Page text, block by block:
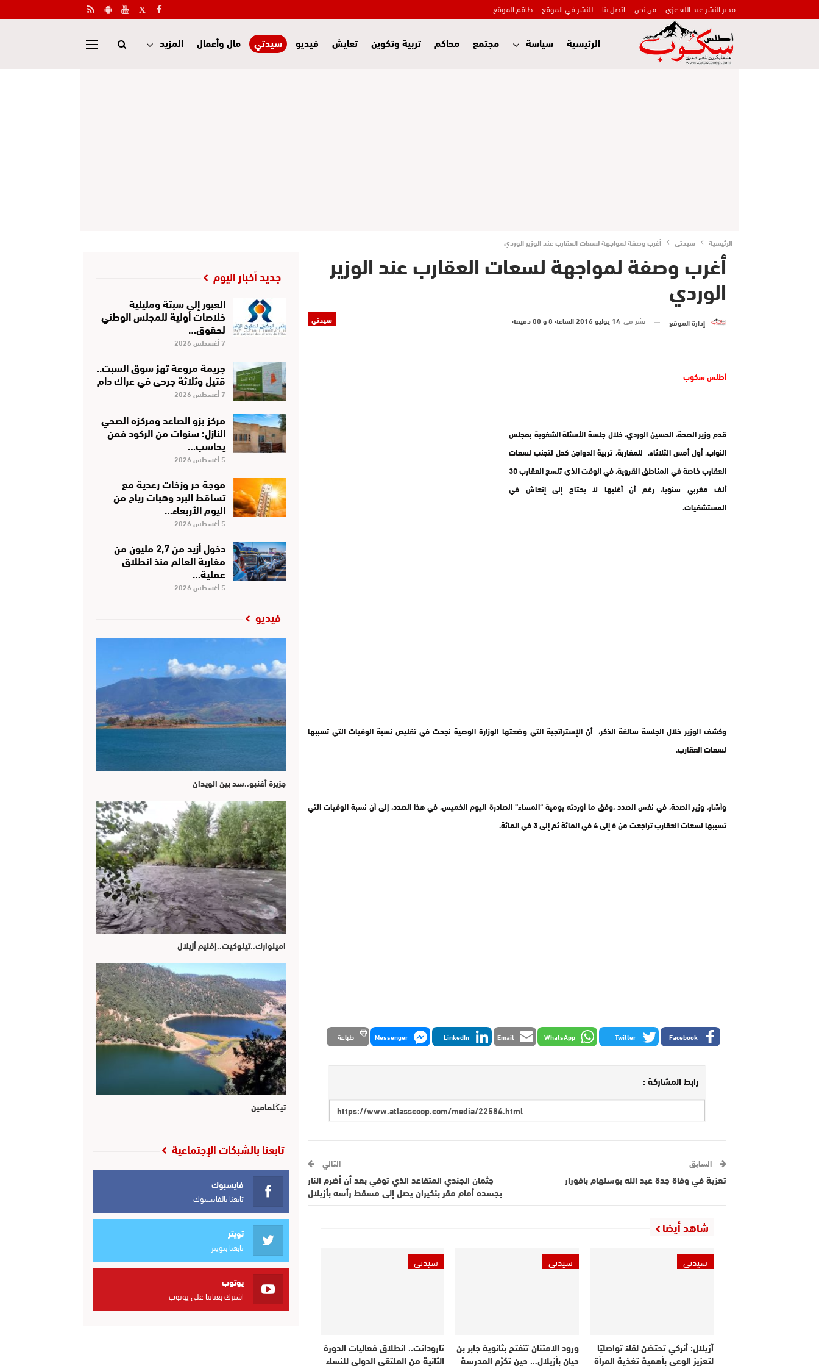
مدير النشر عبد الله عزي من نحن اتصل بنا للنشر في الموقع طاقم الموقع
الرئيسية سياسة مجتمع محاكم تربية وتكوين تعايش فيديو سيدتي مال وأعمال المزيد
الرئيسية سيدتي أغرب وصفة لمواجهة لسعات العقارب عند الوزير الوردي
أغرب وصفة لمواجهة لسعات العقارب عند الوزير
الوردي
سيدتي إدارة الموقع نشر في 14 يوليو 2016 الساعة 8 و 00 دقيقة
أطلس سكوب
قدم وزير الصحة، الحسين الوردي، خلال جلسة الأسئلة الشفوية بمجلس
النواب، أول أمس الثلاثاء، للمغاربة، تربية الدواجن كحل لتجنب لسعات
العقارب خاصة في المناطق القروية، في الوقت الذي تلسع العقارب 30
ألف مغربي سنويا، رغم أن أغلبها لا يحتاج إلى إنعاش في
المستشفيات.
وكشف الوزير خلال الجلسة سالفة الذكر، أن الإستراتجية التي وضعتها الوزارة الوصية نجحت في تقليص نسبة الوفيات التي تسببها
لسعات العقارب.
وأشار، وزير الصحة، في نفس الصدد ،وفق ما أوردته يومية “المساء” الصادرة اليوم الخميس، في هذا الصدد، إلى أن نسبة الوفيات التي
تسببها لسعات العقارب تراجعت من 6 إلى 4 في المائة ثم إلى 3 في المائة.
Facebook
Twitter
WhatsApp
Email
LinkedIn
Messenger طباعة
رابط المشاركة :
السابق
تعزية في وفاة جدة عبد الله بوسلهام بافورار
التالي
جثمان الجندي المتقاعد الذي توفي بعد أن أضرم النار
بجسده أمام مقر بنكيران يصل إلى مسقط رأسه بأزيلال
شاهد أيضا
سيدتي
أزيلال: أنركي تحتضن لقاءً تواصليًا
لتعزيز الوعي بأهمية تغذية المرأة
سيدتي
ورود الامتنان تتفتح بثانوية جابر بن
حيان بأزيلال… حين تكرّم المدرسة
سيدتي
تارودانت.. انطلاق فعاليات الدورة
الثانية من الملتقى الدولي للنساء
جديد أخبار اليوم
العبور إلى سبتة ومليلية
خلاصات أولية للمجلس الوطني
لحقوق…
7 أغسطس 2026
جريمة مروعة تهز سوق السبت..
قتيل وثلاثة جرحى في عراك دام
7 أغسطس 2026
مركز بزو الصاعد ومركزه الصحي
النازل: سنوات من الركود فمن
يحاسب…
5 أغسطس 2026
موجة حر وزخات رعدية مع
تساقط البرد وهبات رياح من
اليوم الأربعاء…
5 أغسطس 2026
دخول أزيد من 2,7 مليون من
مغاربة العالم منذ انطلاق
عملية…
5 أغسطس 2026
فيديو
جزيرة أغنبو..سد بين الويدان
امينوارك..تيلوكيت..إقليم أزيلال
تيڭلمامين
تابعنا بالشبكات الإجتماعية
فايسبوك
تابعنا بالفايسبوك
تويتر
تابعنا بتويتر
يوتوب
اشترك بقناتنا على يوتوب